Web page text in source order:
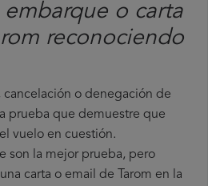
embarque o carta
reconociendo
cancelación o denegación de
prueba que demuestre que
vuelo en cuestión.
son la mejor prueba, pero
carta o email de Tarom en la